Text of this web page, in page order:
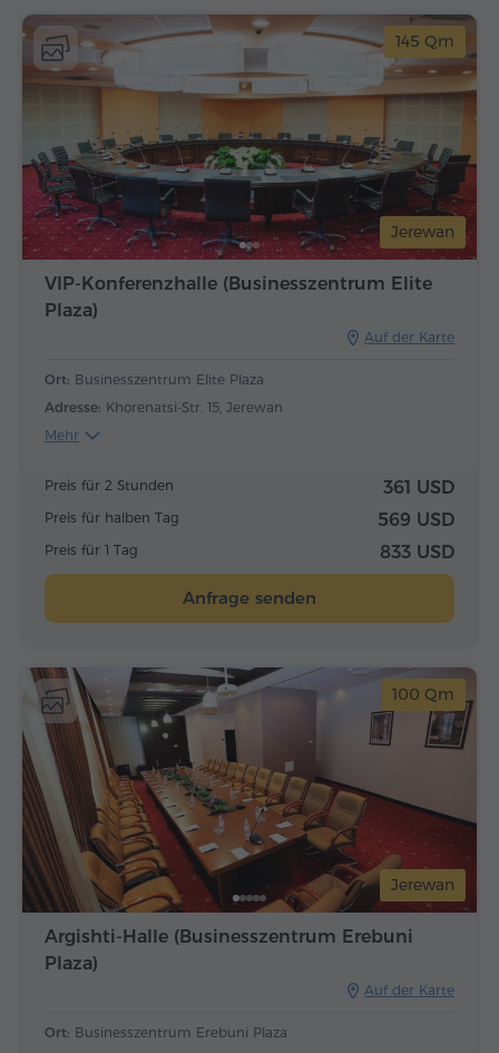
Jerewan
145 Qm
VIP-Konferenzhalle (Businesszentrum Elite
Plaza)
Auf der Karte
Ort: Businesszentrum Elite Plaza
Adresse: Khorenatsi-Str. 15, Jerewan
Mehr
Preis für 2 Stunden 361 USD
Preis für halben Tag 569 USD
Preis für 1 Tag 833 USD
Anfrage senden
Jerewan
100 Qm
Argishti-Halle (Businesszentrum Erebuni
Plaza)
Auf der Karte
Ort: Businesszentrum Erebuni Plaza